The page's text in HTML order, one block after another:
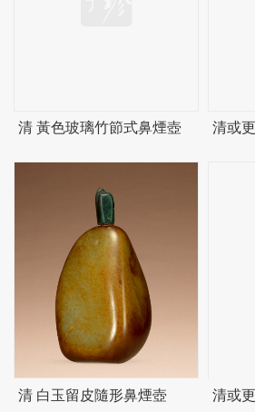
清 黃色玻璃竹節式鼻煙壺 清或
清 白玉留皮隨形鼻煙壺 清或